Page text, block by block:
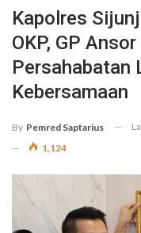
Kapolres
OKP, GP
Persahabatan
Kebersamaan
By Pemred Saptarius
1,124